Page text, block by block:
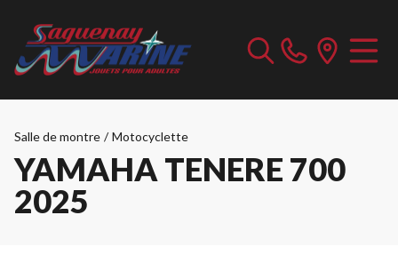
Salle de montre / Motocyclette
YAMAHA TENERE 700
2025